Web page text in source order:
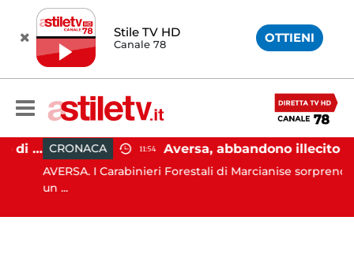
Stile TV HD
Canale 78 OTTIENI
Capaccio Paestum, affondo di Forza Italia: "Paolino è arrivato al capolinea" CRONACA 11:54
AVERSA. I Carabinieri Forestali di Marcianise sorprendono
un ...